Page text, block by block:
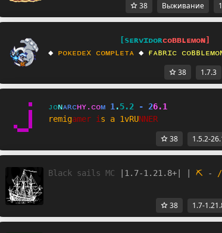
38 Выживание
[sᴇʀᴠɪᴅᴏʀᴄᴏʙʙʟᴇᴍᴏɴ]
◆ ᴘᴏᴋᴇᴅᴇx ᴄᴏᴍᴘʟᴇᴛᴀ ◆ ғᴀʙʀɪᴄ ᴄᴏʙʙʟᴇᴍᴏ
38 1.7.3
ᴊᴏɴᴀʀᴄʜʏ. ᴄᴏᴍ 1 .5.2 - 26.1
remi gamer i s a 1vRUNNER
38 1.5.2-
Black sails MC |1.7-1.21.8+| ⛏ -
38 1.7-